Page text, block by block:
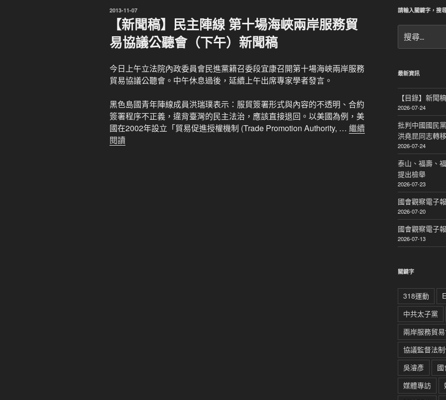
發
2013-11-07
【新聞稿】民主陣線 第十場海峽兩岸服務貿
易協議公聽會（下午）新聞稿
今日上午立法院內政委員會民進黨籍召委段宜康召開第十場海峽兩岸服務
貿易協議公聽會。中午休息過後，延續上午出席專家學者發言。
黑色島國青年陣線成員洪瑞璞表示：服貿簽署形式與內容的不透明、合約
簽署程序不正義，違背臺灣的民主法治，應該直接退回。以美國為例，美
國在2002年設立「貿易促進授權機制 (Trade Promotion Authority, … 繼續
閱讀
請輸入關鍵字，搜
尋
關
字:
最新資訊
【目錄】新聞稿
2026-07-24
批判中國國民
洪堯昆同志轉
2026-07-24
泰山、福壽、
提出檢舉
2026-07-23
國會觀察電子
2026-07-20
國會觀察電子
2026-07-13
關鍵字
318運動
中共太子黨
兩岸服務貿
協議監督法
吳濬彥
國
媒體專訪